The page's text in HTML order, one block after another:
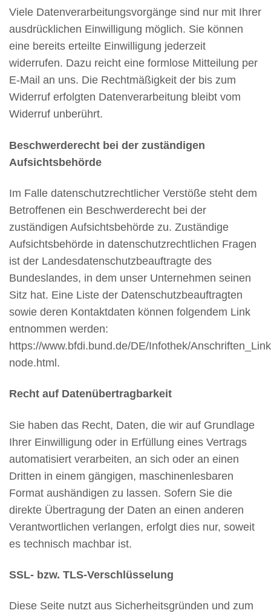
Viele Datenverarbeitungsvorgänge sind nur mit Ihrer
ausdrücklichen Einwilligung möglich. Sie können
eine bereits erteilte Einwilligung jederzeit
widerrufen. Dazu reicht eine formlose Mitteilung per
E-Mail an uns. Die Rechtmäßigkeit der bis zum
Widerruf erfolgten Datenverarbeitung bleibt vom
Widerruf unberührt.
Beschwerderecht bei der zuständigen
Aufsichtsbehörde
Im Falle datenschutzrechtlicher Verstöße steht dem
Betroffenen ein Beschwerderecht bei der
zuständigen Aufsichtsbehörde zu. Zuständige
Aufsichtsbehörde in datenschutzrechtlichen Fragen
ist der Landesdatenschutzbeauftragte des
Bundeslandes, in dem unser Unternehmen seinen
Sitz hat. Eine Liste der Datenschutzbeauftragten
sowie deren Kontaktdaten können folgendem Link
entnommen werden:
https://www.bfdi.bund.de/DE/Infothek/
node.html.
Recht auf Datenübertragbarkeit
Sie haben das Recht, Daten, die wir auf Grundlage
Ihrer Einwilligung oder in Erfüllung eines Vertrags
automatisiert verarbeiten, an sich oder an einen
Dritten in einem gängigen, maschinenlesbaren
Format aushändigen zu lassen. Sofern Sie die
direkte Übertragung der Daten an einen anderen
Verantwortlichen verlangen, erfolgt dies nur, soweit
es technisch machbar ist.
SSL- bzw. TLS-Verschlüsselung
Diese Seite nutzt aus Sicherheitsgründen und zum